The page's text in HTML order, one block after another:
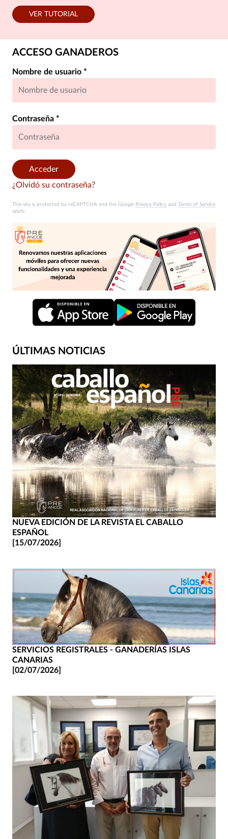
VER TUTORIAL
ACCESO GANADEROS
Nombre de usuario *
Contraseña *
¿Olvidó su contraseña?
Acceder
This site is protected by reCAPTCHA and the Google Privacy Policy and Terms of Service
apply.
ÚLTIMAS NOTICIAS
NUEVA EDICIÓN DE LA REVISTA EL CABALLO
ESPAÑOL
[15/07/2026]
SERVICIOS REGISTRALES - GANADERÍAS ISLAS
CANARIAS
[02/07/2026]